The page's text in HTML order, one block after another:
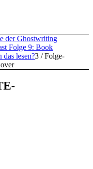
der Ghostwriting
Folge 9: Book
das lesen?3 / Folge-